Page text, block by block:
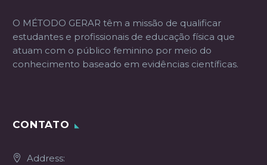
O MÉTODO GERAR têm a missão de qualificar
estudantes e profissionais de educação física que
atuam com o público feminino por meio do
conhecimento baseado em evidências científicas.
CONTATO
Address: